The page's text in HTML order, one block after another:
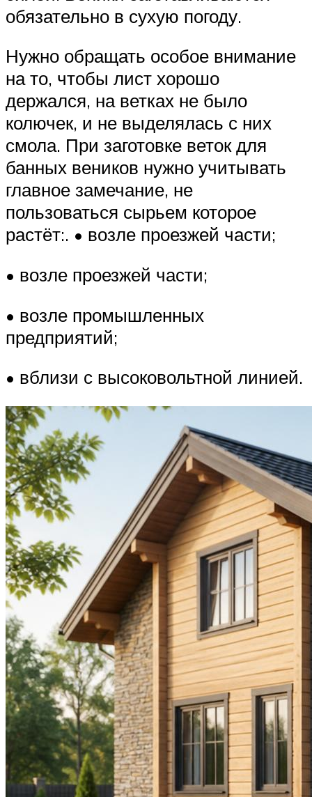
обязательно в сухую погоду.
Нужно обращать особое внимание
на то, чтобы лист хорошо
держался, на ветках не было
колючек, и не выделялась с них
смола. При заготовке веток для
банных веников нужно учитывать
главное замечание, не
пользоваться сырьем которое
растёт:. • возле проезжей части;
• возле проезжей части;
• возле промышленных
предприятий;
• вблизи с высоковольтной линией.